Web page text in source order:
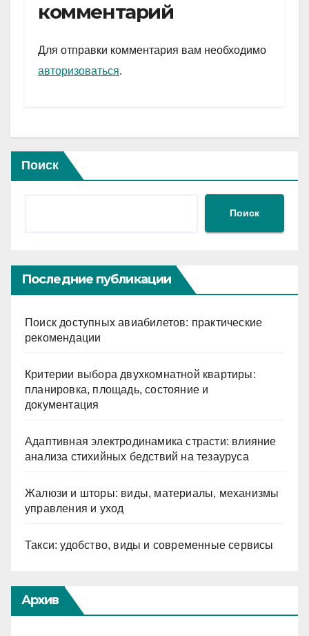
a
m
A
p
и
комментарий
Для отправки комментария вам необходимо
авторизоваться.
Поиск
Поиск
Последние публикации
Поиск доступных авиабилетов: практические
рекомендации
Критерии выбора двухкомнатной квартиры:
планировка, площадь, состояние и
документация
Адаптивная электродинамика страсти: влияние
анализа стихийных бедствий на тезауруса
Жалюзи и шторы: виды, материалы, механизмы
управления и уход
Такси: удобство, виды и современные сервисы
Архив